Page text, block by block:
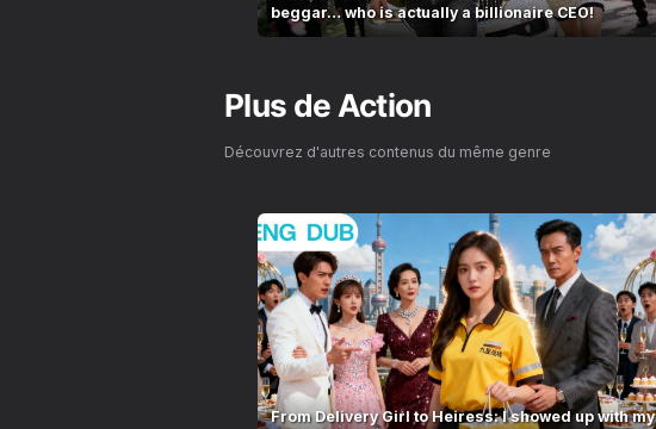
beggar… who is actually a billionaire CEO!
Plus de Action
Découvrez d'autres contenus du même genre
From Delivery Girl to Heiress: I showed up with my